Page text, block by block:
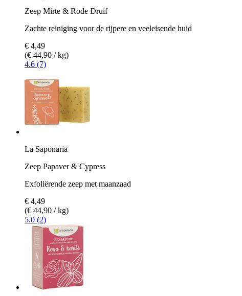
Zeep Mirte & Rode Druif
Zachte reiniging voor de rijpere en veeleisende huid
€ 4,49
(€ 44,90 / kg)
4.6 (7)
La Saponaria
Zeep Papaver & Cypress
Exfoliërende zeep met maanzaad
€ 4,49
(€ 44,90 / kg)
5.0 (2)